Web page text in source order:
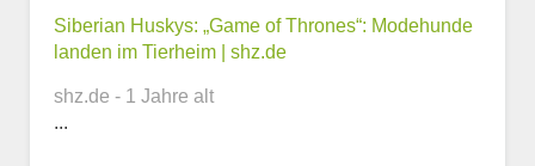
Kontaktmöglichkeiten
E-Mail-Adresse
Siberian Huskys: „Game of Thrones“: Modehunde
landen im Tierheim | shz.de
shz.de - 1 Jahre alt
...